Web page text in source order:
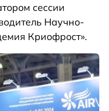
сессии
Научно-
Криофрост».